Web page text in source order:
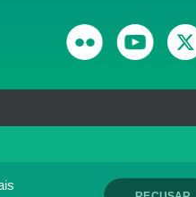
monitoramento de